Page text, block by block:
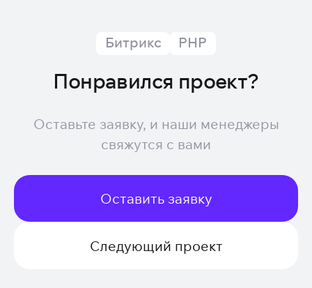
Понравился проект?
Оставьте заявку, и наши менеджеры
свяжутся с вами
Оставить заявку
Следующий проект
Битрикс PHP